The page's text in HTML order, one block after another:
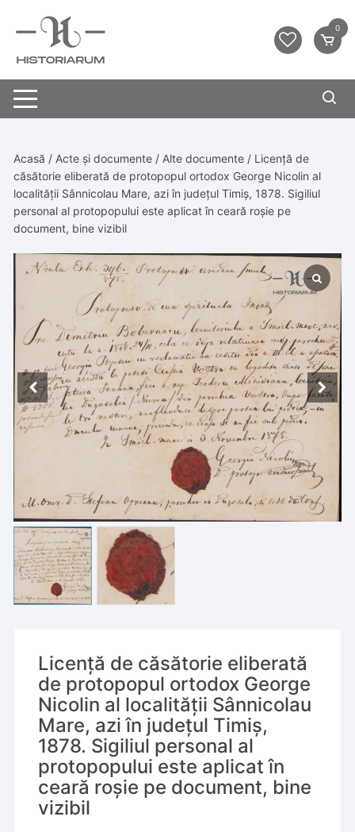
0
Acasă / Acte și documente / Alte documente / Licență de
căsătorie eliberată de protopopul ortodox George Nicolin al
localității Sânnicolau Mare, azi în județul Timiș, 1878. Sigiliul
personal al protopopului este aplicat în ceară roșie pe
document, bine vizibil
Licență de căsătorie eliberată
de protopopul ortodox George
Nicolin al localității Sânnicolau
Mare, azi în județul Timiș,
1878. Sigiliul personal al
protopopului este aplicat în
ceară roșie pe document, bine
vizibil